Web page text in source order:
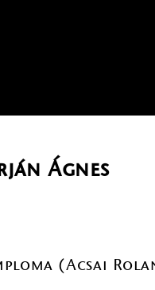
Ágnes
(Acsai